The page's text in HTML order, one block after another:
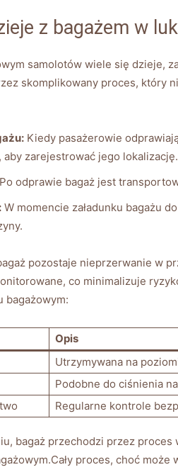
z bagażem w
⁢samolotów wiele się dzieje,
skomplikowany ‌proces, który
Kiedy pasażerowie​
aby zarejestrować jego ⁢lokalizację.
Po odprawie⁢ bagaż jest
W momencie załadunku⁢ bagażu
pozostaje nieprzerwanie‌ w
co⁢ minimalizuje
bagażowym:
Opis
Utrzymywana na
Podobne ⁢do ciśnienia
Regularne⁣ kontrole
bagaż przechodzi przez
proces, choć